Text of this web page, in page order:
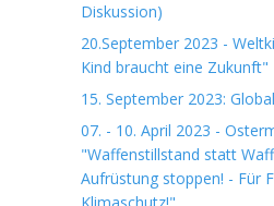
Diskussion)
20.September 2023 -
Kind braucht eine Zukunft"
15. September 2023:
07. - 10. April 2023 -
"Waffenstillstand statt
Aufrüstung stoppen! - Für